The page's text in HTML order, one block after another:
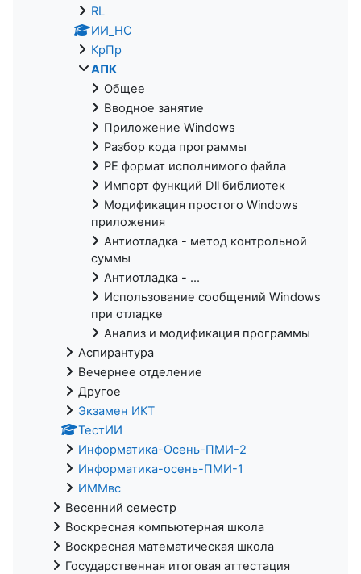
RL
ИИ_НС
КрПр
АПК
Общее
Вводное занятие
Приложение Windows
Разбор кода программы
PE формат исполнимого файла
Импорт функций Dll библиотек
Модификация простого Windows
приложения
Антиотладка - метод контрольной
суммы
Антиотладка - ...
Использование сообщений Windows
при отладке
Анализ и модификация программы
Аспирантура
Вечернее отделение
Другое
Экзамен ИКТ
ТестИИ
Информатика-Осень-ПМИ-2
Информатика-осень-ПМИ-1
ИММвс
Весенний семестр
Воскресная компьютерная школа
Воскресная математическая школа
Государственная итоговая аттестация